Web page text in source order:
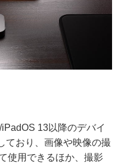
13以降のデバイ
ており、画像や映像の撮
使用できるほか、撮影